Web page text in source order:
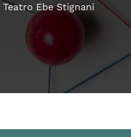
Teatro Ebe Stignani